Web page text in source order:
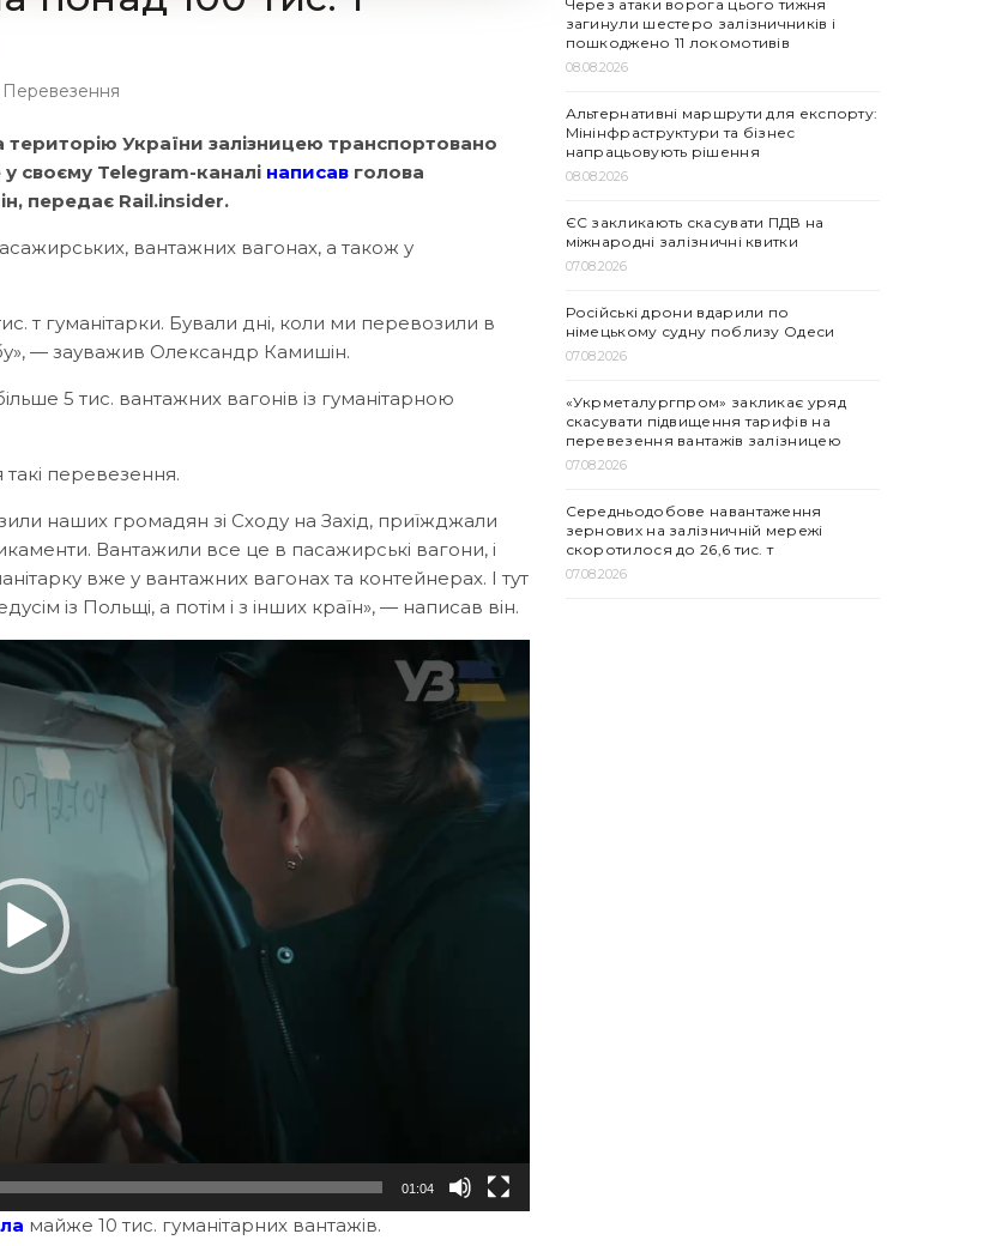
Перевезення
України залізницею транспортовано
своєму Telegram-каналі написав голова
передає Rail.insider.
вантажних вагонах, а також у
т гуманітарки. Бували дні, коли ми перевозили в
— зауважив Олександр Камишін.
5 тис. вантажних вагонів із гуманітарною
такі перевезення.
наших громадян зі Сходу на Захід, приїжджали
Вантажили все це в пасажирські вагони, і
вже у вантажних вагонах та контейнерах. І тут
із Польщі, а потім і з інших країн», — написав він.
01:04
майже 10 тис. гуманітарних вантажів.
Через атаки ворога цього тижня
загинули шестеро залізничників і
пошкоджено 11 локомотивів
08.08.2026
Альтернативні маршрути для експорту:
Мінінфраструктури та бізнес
напрацьовують рішення
08.08.2026
ЄС закликають скасувати ПДВ на
міжнародні залізничні квитки
07.08.2026
Російські дрони вдарили по
німецькому судну поблизу Одеси
07.08.2026
«Укрметалургпром» закликає уряд
скасувати підвищення тарифів на
перевезення вантажів залізницею
07.08.2026
Середньодобове навантаження
зернових на залізничній мережі
скоротилося до 26,6 тис. т
07.08.2026